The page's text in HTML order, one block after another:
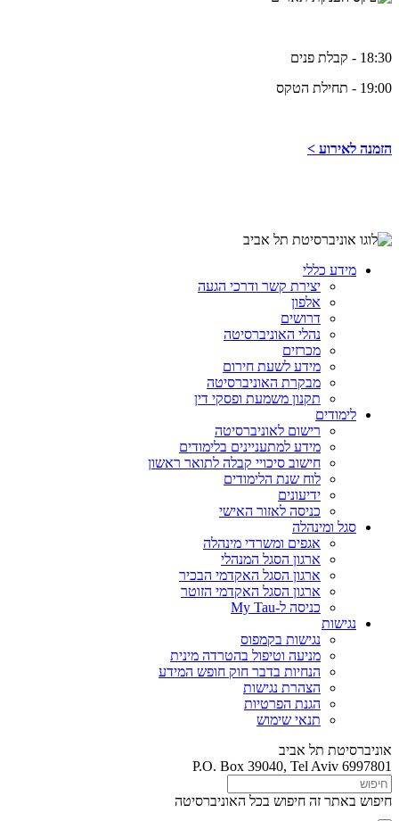
18:30 - קבלת פנים
19:00 - תחילת הטקס
הזמנה לאירוע >
מידע כללי
יצירת קשר ודרכי הגעה
אלפון
דרושים
נהלי האוניברסיטה
מכרזים
מידע לשעת חירום
מבקרת האוניברסיטה
תקנון משמעת ופסקי דין
לימודים
רישום לאוניברסיטה
מידע למתעניינים בלימודים
חישוב סיכויי קבלה לתואר ראשון
לוח שנת הלימודים
ידיעונים
כניסה לאזור האישי
סגל ומינהלה
אגפים ומשרדי מינהלה
ארגון הסגל המנהלי
ארגון הסגל האקדמי הבכיר
ארגון הסגל האקדמי הזוטר
כניסה ל-My Tau
נגישות
נגישות בקמפוס
מניעה וטיפול בהטרדה מינית
הנחיות בדבר חוק חופש המידע
הצהרת נגישות
הגנת הפרטיות
תנאי שימוש
אוניברסיטת תל אביב
P.O. Box 39040, Tel Aviv 6997801
חיפוש באתר זה חיפוש בכל האוניברסיטה